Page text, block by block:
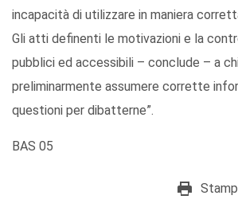
incapacità di utilizzare in maniera
Gli atti definenti le motivazioni e la
pubblici ed accessibili – conclude – a
preliminarmente assumere corrette
questioni per dibatterne”.
BAS 05